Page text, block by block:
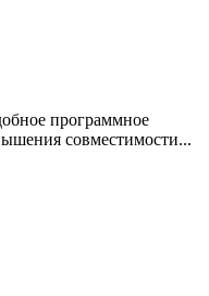
программное
совместимости...